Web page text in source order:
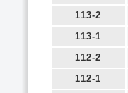
113-2
113-1
112-2
112-1